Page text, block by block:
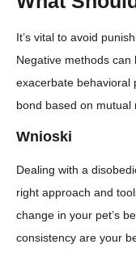
It’s vital to avoid
Negative methods can
exacerbate behavioral
bond based on mutual
Wnioski
Dealing with a
right approach and
change in your pet’s
consistency are your